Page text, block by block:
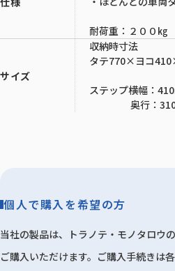
耐荷重：２００㎏
サイズ
収納時寸法
タテ770×ヨコ
ステップ横幅：
奥行：
個人で購入を希望の方
当社の製品は、トラノテ・モノタロウ
ご購入いただけます。ご購入手続きは